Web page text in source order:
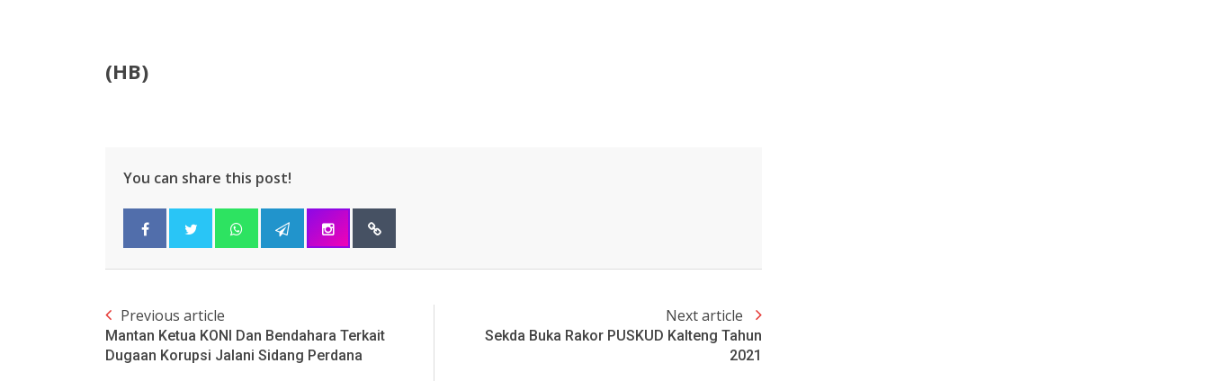
(HB)
You can share this post!
Previous article
Mantan Ketua KONI Dan Bendahara Terkait
Dugaan Korupsi Jalani Sidang Perdana
Next article
Sekda Buka Rakor PUSKUD Kalteng Tahun
2021